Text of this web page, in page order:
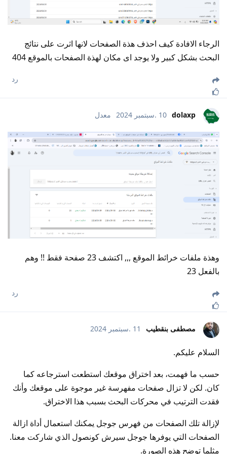
الرجاء الافادة كيف احذف هذة الصفحات لانها اثرت على نتائج
البحث بشكل كبير ولا يوجد اى مكان لهذة الصفحات بالموقع 404
رد
dolaxp 10 .سبتمبر 2024 معدل
وهذة ملفات خرائط الموقع ,,, اكتشف 23 صفحة فقط !! وهم
بالفعل 23
رد
مصطفى بنقطيب 11 .سبتمبر 2024
السلام عليكم.
حسب ما فهمت، بعد اختراق موقعك استطعت استرجاعه كما
كان. لكن لا تزال صفحات مفهرسة غير موجوة على موقعك وأنك
فقدت الترتيب في محركات البحث بسبب هذا الاختراق.
لإزالة تلك الصفحات من فهرس جوجل يمكنك استعمال أداة ازالة
الصفحات التي يوفرها جوجل سيرش كونصول الذي شاركت معنا.
مثلما توضح هذه الصورة.